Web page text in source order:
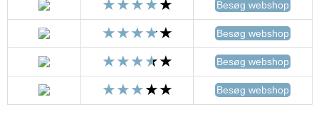
Besøg webshop
Besøg webshop
Besøg webshop
Besøg webshop